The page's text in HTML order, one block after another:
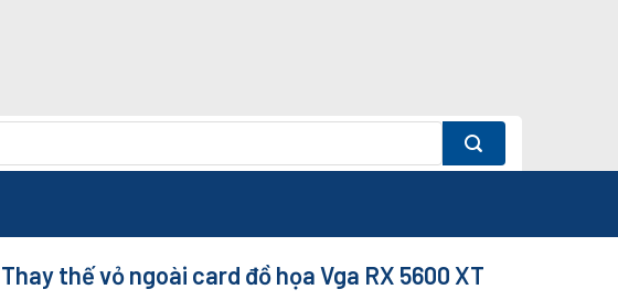
Thay thế vỏ ngoài card đồ họa Vga RX 5600 XT